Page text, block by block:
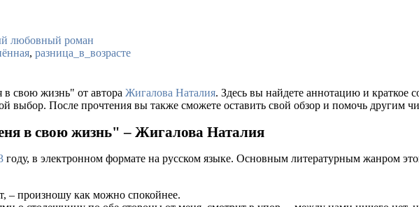
любовный роман
, разница_в_возрасте
свою жизнь" от автора Жигалова Наталия. Здесь вы найдете аннотацию и
выбор. После прочтения вы также сможете оставить свой обзор и помочь другим
в свою жизнь" – Жигалова Наталия
году, в электронном формате на русском языке. Основным литературным жанром
– произношу как можно спокойнее.